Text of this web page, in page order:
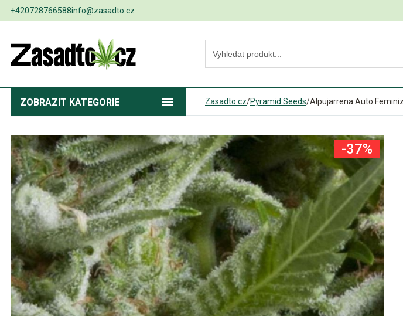
+420728766588info@zasadto.cz
ZOBRAZIT KATEGORIE Zasadto.cz/Pyramid Seeds/Alpujarrena Auto
-37%